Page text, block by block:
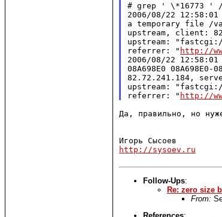
# grep ' \*16773 '
2006/08/22
a temporary file /
upstream, client:
upstream:
referrer: " http://
2006/08/22
08A698E0
82.72.241.184,
upstream:
referrer: " http://
Да, правильно, но
http://sysoev.ru
Follow-Ups:
Re: zero size
From: